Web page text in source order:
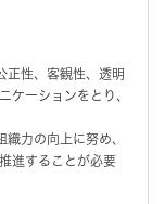
性、客観性、透明
ケーションをとり、
力の向上に努め、
進することが必要